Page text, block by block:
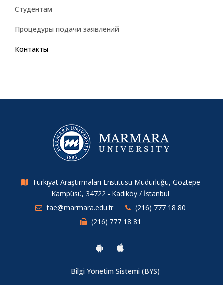
Студентам
Процедуры подачи заявлений
Контакты
Türkiyat Araştırmaları Enstitüsü Müdürlüğü, Göztepe
Kampüsü, 34722 - Kadıköy / İstanbul
tae@marmara.edu.tr
(216) 777 18 80
(216) 777 18 81
Bilgi Yönetim Sistemi (BYS)